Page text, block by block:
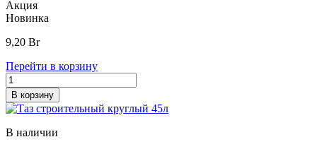
Акция
Новинка
9,20 Br
Перейти в корзину
В корзину
В наличии